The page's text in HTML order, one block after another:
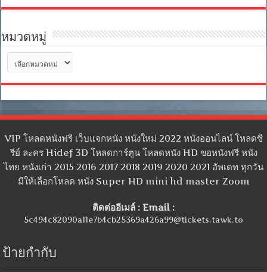
หมวดหมู่
หมู่
VIP โหลดหนังฟรี เว็บแจกหนัง หนังใหม่ 2022 หนังออนไลน์ โหลดซี
รีย์ ละคร Hidef 3D โหลดการ์ตูน โหลดหนัง HD ขอหนังฟรี หนัง
ไทย หนังเก่า 2015 2016 2017 2018 2019 2020 2021 อัพเดท ทุกวัน
มีให้เลือกโหลด หนัง Super HD mini hd master Zoom
ติดต่ออีเมล์ : Email :
5c494c82090a11e7b4cb25369a426a99@tickets.tawk.to
ป้ายกำกับ